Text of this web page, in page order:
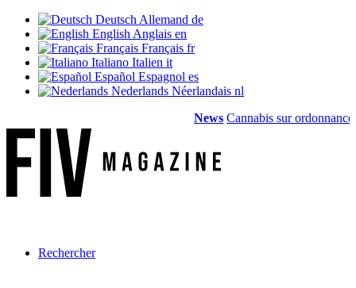
Deutsch Allemand de
English Anglais en
Français Français fr
Italiano Italien it
Español Espagnol es
Nederlands Néerlandais nl
News Cannabis sur ordonnance
Rechercher